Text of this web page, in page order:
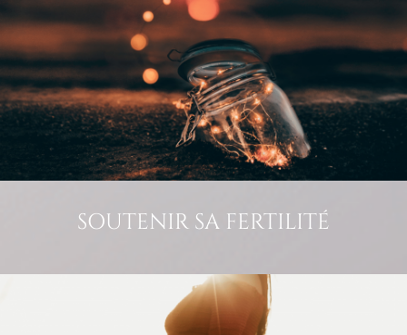
SOUTENIR SA FERTILITÉ